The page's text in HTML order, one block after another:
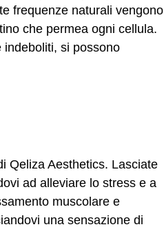
frequenze naturali vengono
che permea ogni cellula.
indeboliti, si possono
Qeliza Aesthetics. Lasciate
ad alleviare lo stress e a
muscolare e
una sensazione di